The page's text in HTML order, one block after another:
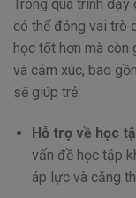
Trong quá trình
có thể đóng vai trò
học tốt hơn mà còn
và cảm xúc, bao
sẽ giúp trẻ:
Hỗ trợ về học
vấn đề học tập
áp lực và căng